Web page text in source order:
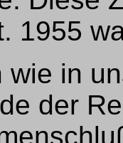
1955
wie in
der